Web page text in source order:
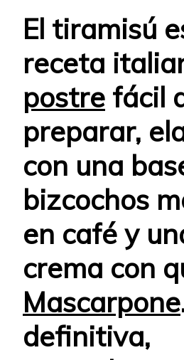
El tiramisú
receta
postre fácil
preparar,
con una
bizcochos
en café y
crema con
Mascarpone
definitiva,